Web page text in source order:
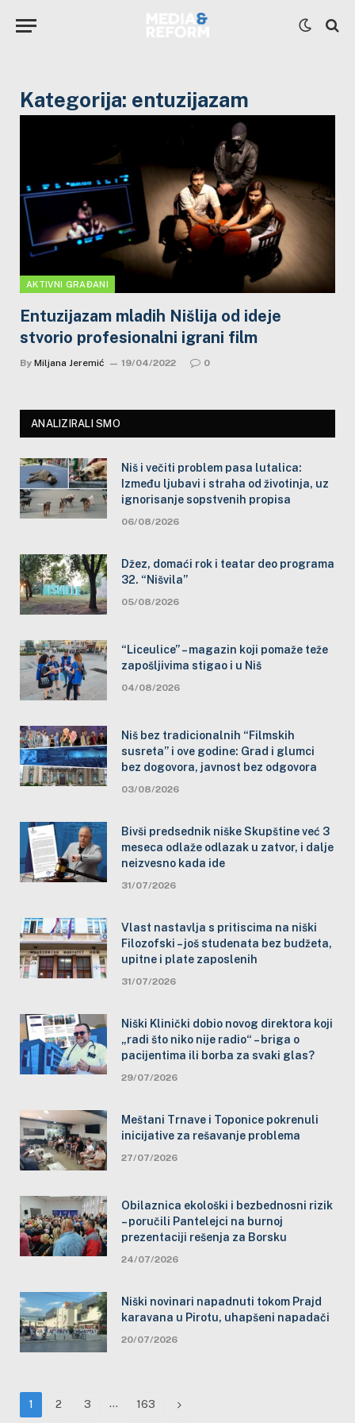
Kategorija: entuzijazam
AKTIVNI GRAĐANI
Entuzijazam mladih Nišlija od ideje
stvorio profesionalni igrani film
By Miljana Jeremić 19/04/2022 0
ANALIZIRALI SMO
Niš i večiti problem pasa lutalica:
Između ljubavi i straha od životinja, uz
ignorisanje sopstvenih propisa
06/08/2026
Džez, domaći rok i teatar deo programa
32. “Nišvila”
05/08/2026
“Liceulice” – magazin koji pomaže teže
zapošljivima stigao i u Niš
04/08/2026
Niš bez tradicionalnih “Filmskih
susreta” i ove godine: Grad i glumci
bez dogovora, javnost bez odgovora
03/08/2026
Bivši predsednik niške Skupštine već 3
meseca odlaže odlazak u zatvor, i dalje
neizvesno kada ide
31/07/2026
Vlast nastavlja s pritiscima na niški
Filozofski – još studenata bez budžeta,
upitne i plate zaposlenih
31/07/2026
Niški Klinički dobio novog direktora koji
„radi što niko nije radio“ – briga o
pacijentima ili borba za svaki glas?
29/07/2026
Meštani Trnave i Toponice pokrenuli
inicijative za rešavanje problema
27/07/2026
Obilaznica ekološki i bezbednosni rizik
– poručili Pantelejci na burnoj
prezentaciji rešenja za Borsku
24/07/2026
Niški novinari napadnuti tokom Prajd
karavana u Pirotu, uhapšeni napadači
20/07/2026
1 2 3 … 163 Next